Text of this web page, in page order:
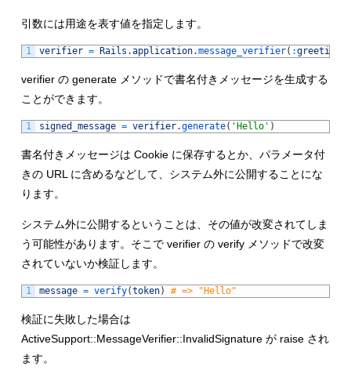
引数には用途を表す値を指定します。
1 verifier = Rails .application.message_verifier( :greeting
verifier の generate メソッドで書名付きメッセージを生成する
ことができます。
1 signed_message = verifier.generate( 'Hello' )
書名付きメッセージは Cookie に保存するとか、パラメータ付
きの URL に含めるなどして、システム外に公開することにな
ります。
システム外に公開するということは、その値が改変されてしま
う可能性があります。そこで verifier の verify メソッドで改変
されていないか検証します。
1 message = verify(token) # => "Hello"
検証に失敗した場合は
ActiveSupport::MessageVerifier::InvalidSignature が raise され
ます。